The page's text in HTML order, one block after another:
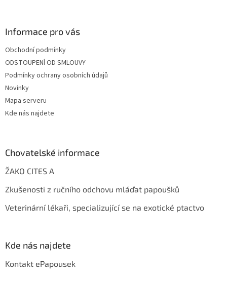
Informace pro vás
Obchodní podmínky
ODSTOUPENÍ OD SMLOUVY
Podmínky ochrany osobních údajů
Novinky
Mapa serveru
Kde nás najdete
Chovatelské informace
ŽAKO CITES A
Zkušenosti z ručního odchovu mláďat papoušků
Veterinární lékaři, specializující se na exotické ptactvo
Kde nás najdete
Kontakt ePapousek